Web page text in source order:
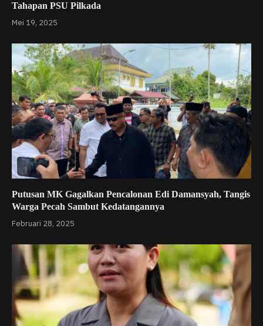
Tahapan PSU Pilkada
Mei 19, 2025
Putusan MK Gagalkan Pencalonan Edi Damansyah, Tangis
Warga Pecah Sambut Kedatangannya
Februari 28, 2025